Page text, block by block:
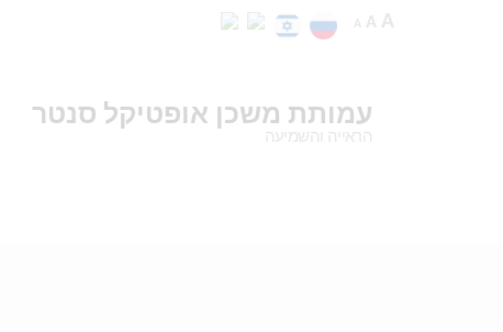
A A A
עמותת משכן אופטיקל סנטר
הראייה והשמיעה